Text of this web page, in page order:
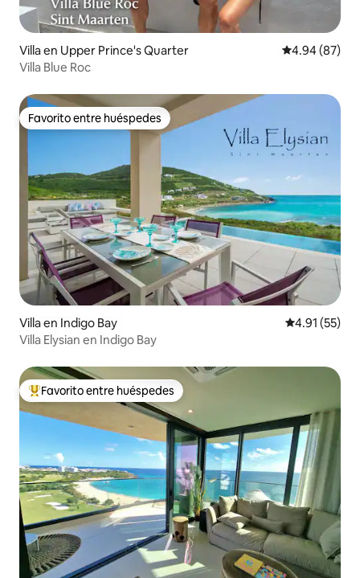
Villa en Upper Prince's Quarter Calificación
4.94 (87)
Villa Blue Roc
Favorito entre huéspedes
Favorito entre huéspedes
Villa en Indigo Bay Calificación
4.91 (55)
Villa Elysian en Indigo Bay
Favorito entre huéspedes preferido
Favorito entre huéspedes